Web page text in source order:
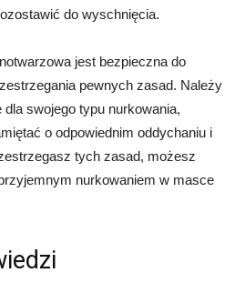
do wyschnięcia.
jest bezpieczna do
pewnych zasad. Należy
swojego typu nurkowania,
o odpowiednim oddychaniu i
tych zasad, możesz
nurkowaniem w masce